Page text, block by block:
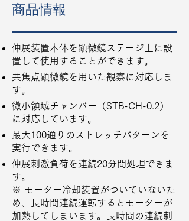
商品情報
伸展装置本体を顕微鏡ステージ上に設
置して使用することができます。
共焦点顕微鏡を用いた観察に対応しま
す。
微小領域チャンバー（STB-CH-0.2）
に対応しています。
最大100通りのストレッチパターンを
実行できます。
伸展刺激負荷を連続20分間処理できま
す。
※ モーター冷却装置がついていないた
め、長時間連続運転するとモーターが
加熱してしまいます。長時間の連続刺